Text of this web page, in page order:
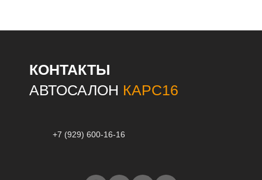
КОНТАКТЫ
АВТОСАЛОН КАРС16
+7 (929) 600-16-16